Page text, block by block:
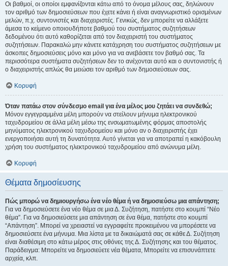
Οι βαθμοί, οι οποίοι εμφανίζονται κάτω από το όνομα μέλους σας, δηλώνουν
τον αριθμό των δημοσιεύσεων που έχετε κάνει ή είναι αναγνωριστικό ορισμένων
μελών, π.χ. συντονιστές και διαχειριστές. Γενικώς, δεν μπορείτε να αλλάξετε
άμεσα το κείμενο οποιουδήποτε βαθμού του συστήματος συζητήσεων
δεδομένου ότι αυτό καθορίζεται από τον διαχειριστή του συστήματος
συζητήσεων. Παρακαλώ μην κάνετε κατάχρηση του συστήματος συζητήσεων με
άσκοπες δημοσιεύσεις μόνο και μόνο για να ανεβάσετε τον βαθμό σας. Τα
περισσότερα συστήματα συζητήσεων δεν το ανέχονται αυτό και ο συντονιστής ή
ο διαχειριστής απλώς θα μειώσει τον αριθμό των δημοσιεύσεων σας.
Κορυφή
Όταν πατάω στον σύνδεσμο email για ένα μέλος μου ζητάει να συνδεθώ;
Μόνον εγγεγραμμένα μέλη μπορούν να στείλουν μήνυμα ηλεκτρονικού
ταχυδρομείου σε άλλα μέλη μέσω της ενσωματωμένης φόρμας αποστολής
μηνύματος ηλεκτρονικού ταχυδρομείου και μόνο αν ο διαχειριστής έχει
ενεργοποιήσει αυτή τη δυνατότητα. Αυτό γίνεται για να αποτραπεί η κακόβουλη
χρήση του συστήματος ηλεκτρονικού ταχυδρομείου από ανώνυμα μέλη.
Κορυφή
Θέματα δημοσίευσης
Πώς μπορώ να δημιουργήσω ένα νέο θέμα ή να δημοσιεύσω μια απάντηση;
Για να δημοσιεύσετε ένα νέο θέμα σε μια Δ. Συζήτηση, πατήστε στο κουμπί “Νέο
θέμα”. Για να δημοσιεύσετε μια απάντηση σε ένα θέμα, πατήστε στο κουμπί
“Απάντηση”. Μπορεί να χρειαστεί να εγγραφείτε προκειμένου να μπορέσετε να
δημοσιεύσετε ένα μήνυμα. Μια λίστα με τα δικαιώματά σας σε κάθε Δ. Συζήτηση
είναι διαθέσιμη στο κάτω μέρος στις οθόνες της Δ. Συζήτησης και του θέματος.
Παράδειγμα: Μπορείτε να δημοσιεύετε νέα θέματα, Μπορείτε να επισυνάπτετε
αρχεία, κλπ.